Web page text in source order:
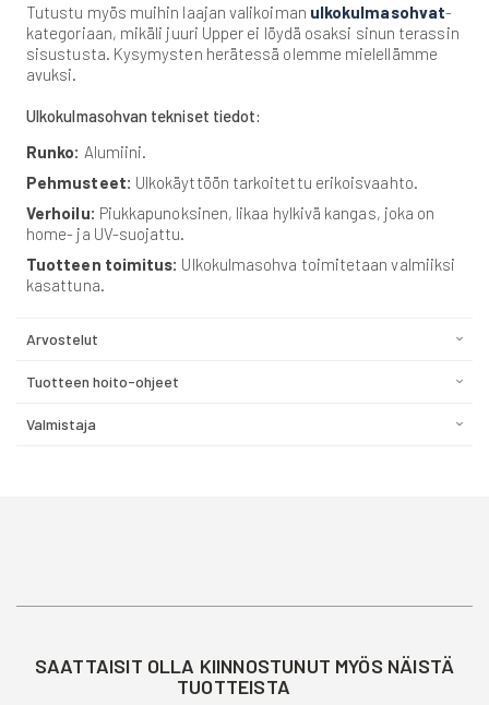
Tutustu myös muihin laajan valikoiman ulkokulmasohvat-
kategoriaan, mikäli juuri Upper ei löydä osaksi sinun terassin
sisustusta. Kysymysten herätessä olemme mielellämme
avuksi.
Ulkokulmasohvan tekniset tiedot:
Runko: Alumiini.
Pehmusteet: Ulkokäyttöön tarkoitettu erikoisvaahto.
Verhoilu: Piukkapunoksinen, likaa hylkivä kangas, joka on
home- ja UV-suojattu.
Tuotteen toimitus: Ulkokulmasohva toimitetaan valmiiksi
kasattuna.
Arvostelut
Tuotteen hoito-ohjeet
Valmistaja
SAATTAISIT OLLA KIINNOSTUNUT MYÖS NÄISTÄ
TUOTTEISTA